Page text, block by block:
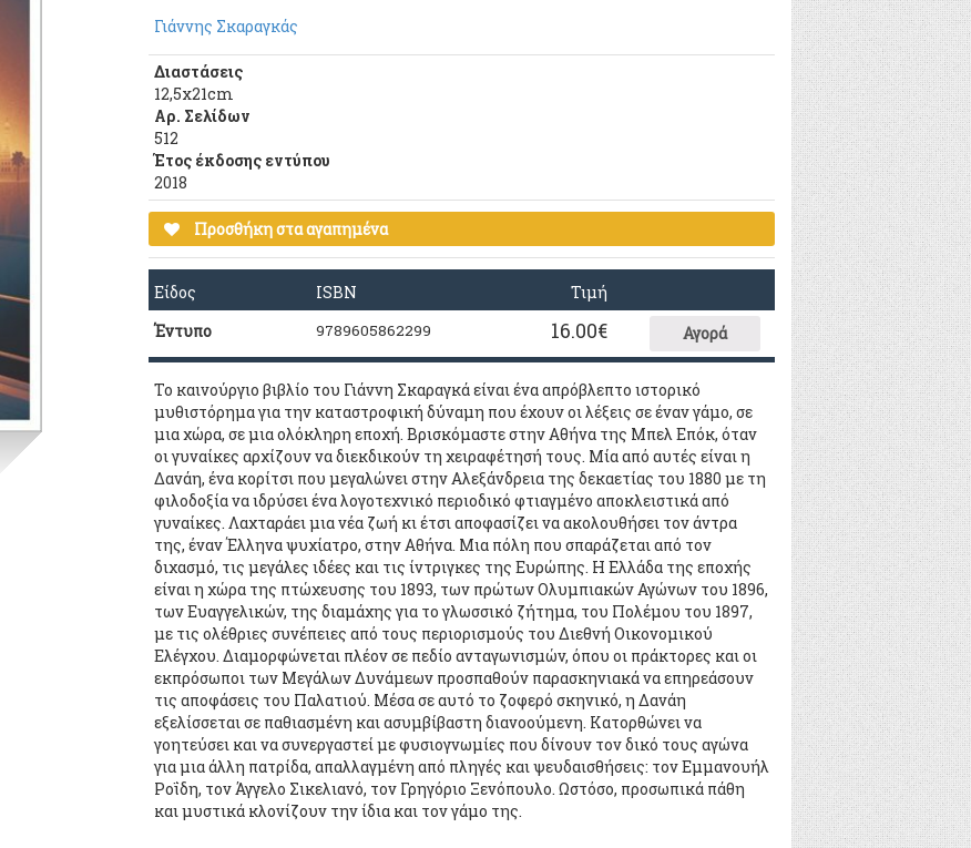
Γιάννης Σκαραγκάς
Διαστάσεις
12,5x21cm
Αρ. Σελίδων
512
Έτος έκδοσης εντύπου
2018
Προσθήκη στα αγαπημένα
Είδος ISBN
Τιμή
Έντυπο
9789605862299 16.00€ Αγορά
Το καινούργιο βιβλίο του Γιάννη Σκαραγκά είναι ένα απρόβλεπτο ιστορικό
μυθιστόρημα για την καταστροφική δύναμη που έχουν οι λέξεις σε έναν γάμο, σε
μια χώρα, σε μια ολόκληρη εποχή. Βρισκόμαστε στην Αθήνα της Μπελ Επόκ, όταν
οι γυναίκες αρχίζουν να διεκδικούν τη χειραφέτησή τους. Μία από αυτές είναι η
Δανάη, ένα κορίτσι που μεγαλώνει στην Αλεξάνδρεια της δεκαετίας του 1880 με τη
φιλοδοξία να ιδρύσει ένα λογοτεχνικό περιοδικό φτιαγμένο αποκλειστικά από
γυναίκες. Λαχταράει μια νέα ζωή κι έτσι αποφασίζει να ακολουθήσει τον άντρα
της, έναν Έλληνα ψυχίατρο, στην Αθήνα. Μια πόλη που σπαράζεται από τον
διχασμό, τις μεγάλες ιδέες και τις ίντριγκες της Ευρώπης. Η Ελλάδα της εποχής
είναι η χώρα της πτώχευσης του 1893, των πρώτων Ολυμπιακών Αγώνων του 1896,
των Ευαγγελικών, της διαμάχης για το γλωσσικό ζήτημα, του Πολέμου του 1897,
με τις ολέθριες συνέπειες από τους περιορισμούς του Διεθνή Οικονομικού
Ελέγχου. Διαμορφώνεται πλέον σε πεδίο ανταγωνισμών, όπου οι πράκτορες και οι
εκπρόσωποι των Μεγάλων Δυνάμεων προσπαθούν παρασκηνιακά να επηρεάσουν
τις αποφάσεις του Παλατιού. Μέσα σε αυτό το ζοφερό σκηνικό, η Δανάη
εξελίσσεται σε παθιασμένη και ασυμβίβαστη διανοούμενη. Κατορθώνει να
γοητεύσει και να συνεργαστεί με φυσιογνωμίες που δίνουν τον δικό τους αγώνα
για μια άλλη πατρίδα, απαλλαγμένη από πληγές και ψευδαισθήσεις: τον Εμμανουήλ
Ροΐδη, τον Άγγελο Σικελιανό, τον Γρηγόριο Ξενόπουλο. Ωστόσο, προσωπικά πάθη
και μυστικά κλονίζουν την ίδια και τον γάμο της.